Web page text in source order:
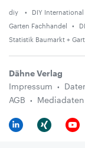
diy DIY International
Garten Fachhandel
Statistik Baumarkt +
Dähne Verlag
Impressum
AGB
Mediadaten